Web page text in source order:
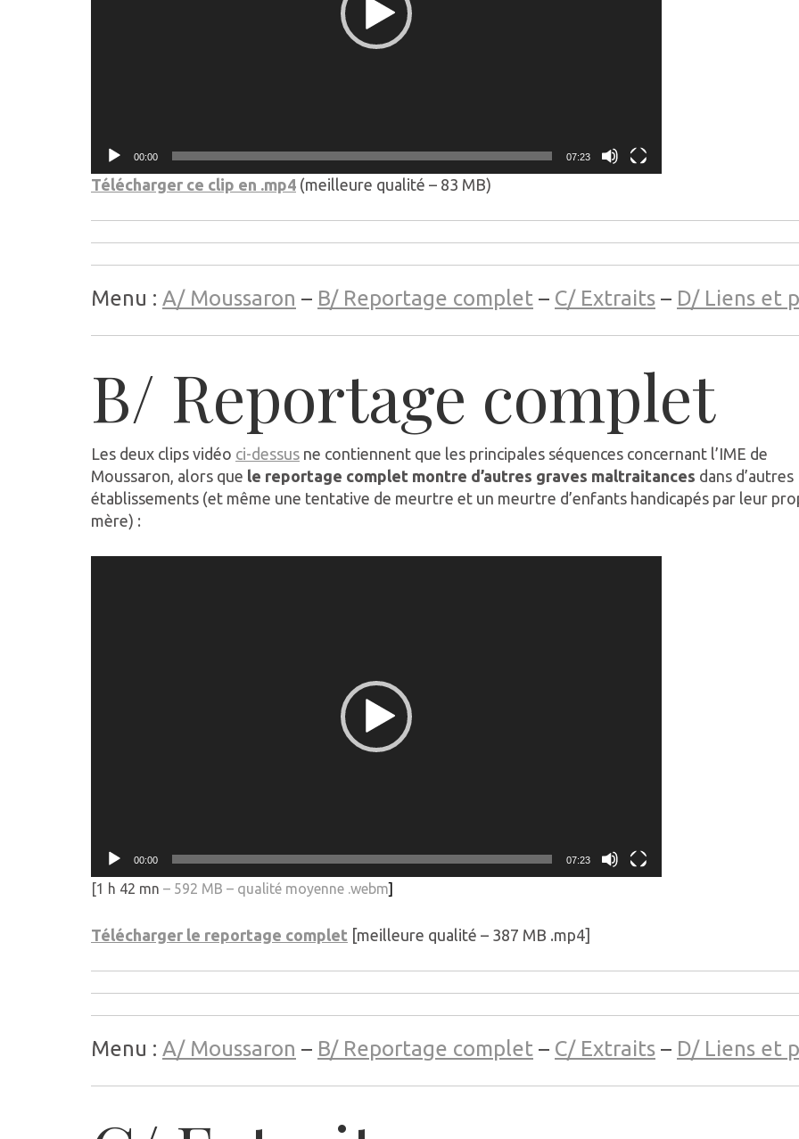
00:00 07:23
Télécharger ce clip en .mp4 (meilleure qualité – 83 MB)
Menu : A/ Moussaron – B/ Reportage complet – C/ Extraits – D/ Liens et
B/ Reportage complet
Les deux clips vidéo ci-dessus ne contiennent que les principales séquences concernant l’IME de
Moussaron, alors que le reportage complet montre d’autres graves maltraitances dans d’autres
établissements (et même une tentative de meurtre et un meurtre d’enfants handicapés par leur
mère) :
00:00 07:23
[1 h 42 mn – 592 MB – qualité moyenne .webm]
Télécharger le reportage complet [meilleure qualité – 387 MB .mp4]
Menu : A/ Moussaron – B/ Reportage complet – C/ Extraits – D/ Liens et